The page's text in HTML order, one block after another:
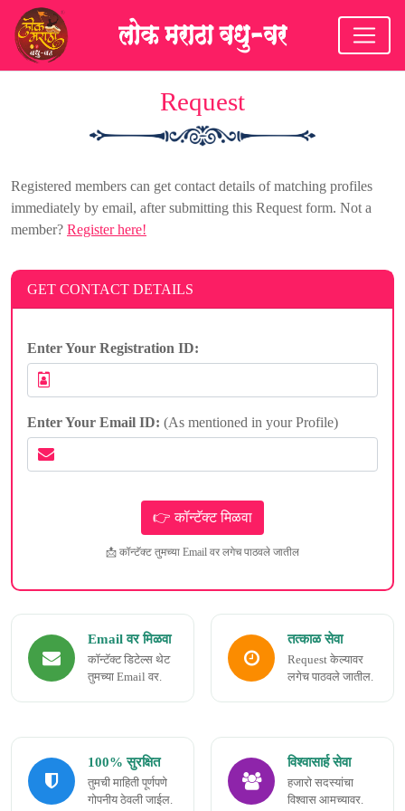
Request
Registered members can get contact details of matching profiles
immediately by email, after submitting this Request form. Not a
member? Register here!
GET CONTACT DETAILS
Enter Your Registration ID:
Enter Your Email ID: (As mentioned in your Profile)
📩 कॉन्टॅक्ट तुमच्या Email वर लगेच पाठवले जातील
Email वर मिळवा
कॉन्टॅक्ट डिटेल्स थेट
तुमच्या Email वर.
तत्काळ सेवा
Request केल्यावर
लगेच पाठवले जातील.
100% सुरक्षित
तुमची माहिती पूर्णपणे
गोपनीय ठेवली जाईल.
विश्वासार्ह सेवा
हजारो सदस्यांचा
विश्वास आमच्यावर.